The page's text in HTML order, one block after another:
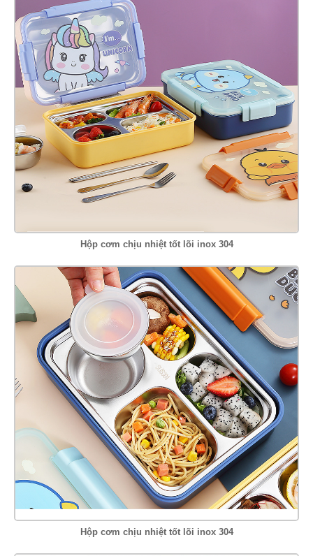
Hộp cơm chịu nhiệt tốt lõi inox 304
Hộp cơm chịu nhiệt tốt lõi inox 304